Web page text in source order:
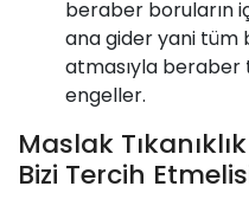
beraber boruların
ana gider yani tüm
atmasıyla beraber
engeller.
Maslak
Bizi Tercih